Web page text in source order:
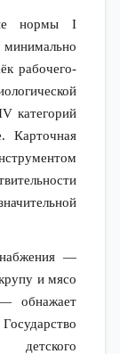
нормы I
рабочего-
категорий
Карточная
—
и мясо
обнажает
детского